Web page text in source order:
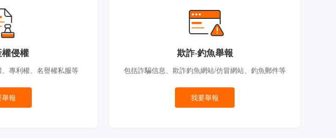
侵權
專利權、名譽權私服等
報
欺詐·釣魚舉報
包括詐騙信息、欺詐釣魚網站/仿冒網站、釣魚郵件等
我要舉報